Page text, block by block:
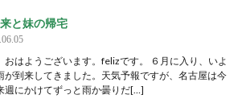
と妹の帰宅
おはようございます。felizです。 ６月に入り、いよ
が到来してきました。天気予報ですが、名古屋は今
週にかけてずっと雨か曇りだ[…]